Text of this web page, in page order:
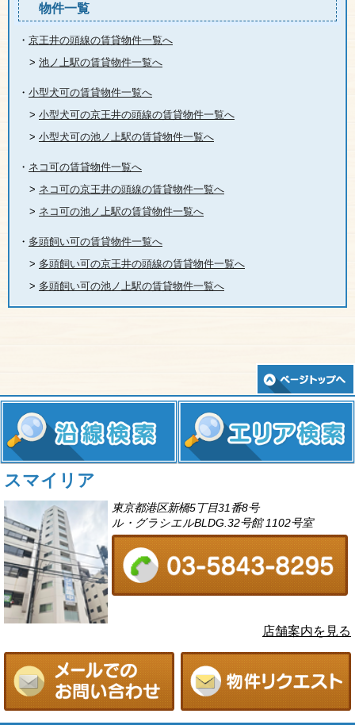
物件一覧
・ 京王井の頭線の賃貸物件一覧へ
> 池ノ上駅の賃貸物件一覧へ
・ 小型犬可の賃貸物件一覧へ
> 小型犬可の京王井の頭線の賃貸物件一覧へ
> 小型犬可の池ノ上駅の賃貸物件一覧へ
・ ネコ可の賃貸物件一覧へ
> ネコ可の京王井の頭線の賃貸物件一覧へ
> ネコ可の池ノ上駅の賃貸物件一覧へ
・ 多頭飼い可の賃貸物件一覧へ
> 多頭飼い可の京王井の頭線の賃貸物件一覧へ
> 多頭飼い可の池ノ上駅の賃貸物件一覧へ
スマイリア
東京都港区新橋5丁目31番8号
ル・グラシエルBLDG.32号館 1102号室
店舗案内を見る